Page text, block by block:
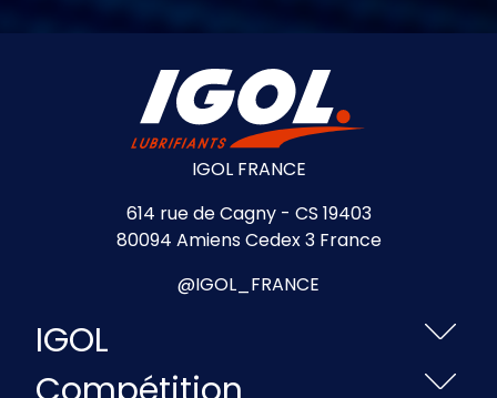
IGOL FRANCE
614 rue de Cagny - CS 19403
80094 Amiens Cedex 3 France
@IGOL_FRANCE
IGOL